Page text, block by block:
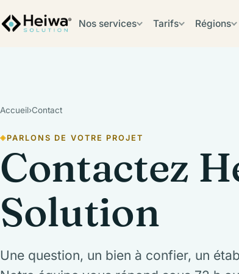
Nos services Tarifs Régions
Accueil›Contact
PARLONS DE VOTRE PROJET
Contactez
Solution
Une question, un bien à confier, un